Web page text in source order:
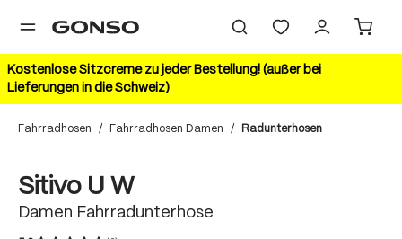
springen
Kostenlose Sitzcreme zu jeder Bestellung! (außer bei
Lieferungen in die Schweiz)
Fahrradhosen / Fahrradhosen Damen / Radunterhosen
Sitivo U W
Damen Fahrradunterhose